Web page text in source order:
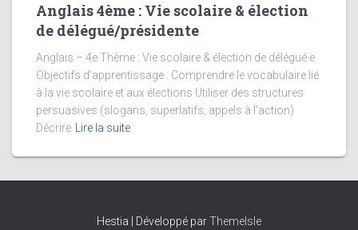
Anglais 4ème : Vie scolaire & élection
de délégué/présidente
Anglais – 4e Thème : Vie scolaire & élection de délégué·e
Objectifs d’apprentissage : Comprendre le vocabulaire lié
à la vie scolaire et aux élections Utiliser des structures
persuasives (slogans, superlatifs, appels à l’action)
Décrire Lire la suite
Hestia | Développé parThemeIsle